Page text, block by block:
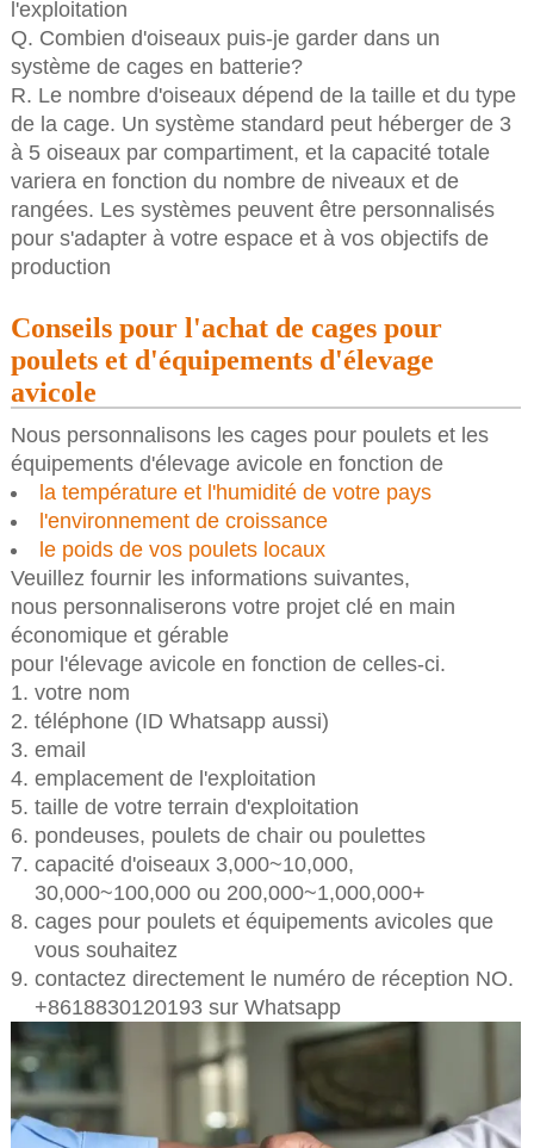
l'exploitation
Q. Combien d'oiseaux puis-je garder dans un
système de cages en batterie?
R. Le nombre d'oiseaux dépend de la taille et du type
de la cage. Un système standard peut héberger de 3
à 5 oiseaux par compartiment, et la capacité totale
variera en fonction du nombre de niveaux et de
rangées. Les systèmes peuvent être personnalisés
pour s'adapter à votre espace et à vos objectifs de
production
Conseils pour l'achat de cages pour
poulets et d'équipements d'élevage
avicole
Nous personnalisons les cages pour poulets et les
équipements d'élevage avicole en fonction de
la température et l'humidité de votre pays
l'environnement de croissance
le poids de vos poulets locaux
Veuillez fournir les informations suivantes,
nous personnaliserons votre projet clé en main
économique et gérable
pour l'élevage avicole en fonction de celles-ci.
votre nom
téléphone (ID Whatsapp aussi)
email
emplacement de l'exploitation
taille de votre terrain d'exploitation
pondeuses, poulets de chair ou poulettes
capacité d'oiseaux 3,000~10,000,
30,000~100,000 ou 200,000~1,000,000+
cages pour poulets et équipements avicoles que
vous souhaitez
contactez directement le numéro de réception NO.
+8618830120193 sur Whatsapp